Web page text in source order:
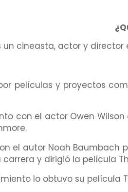
un cineasta, actor y director
películas y proyectos
con el actor Owen
el autor Noah Baumbach
y dirigió la película
lo obtuvo su película